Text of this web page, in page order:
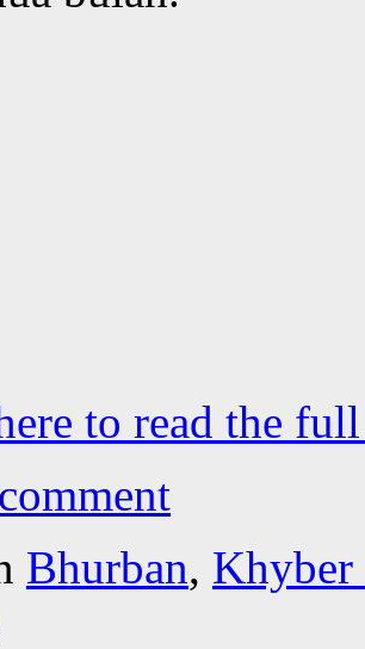
to read the
Bhurban, Khyber